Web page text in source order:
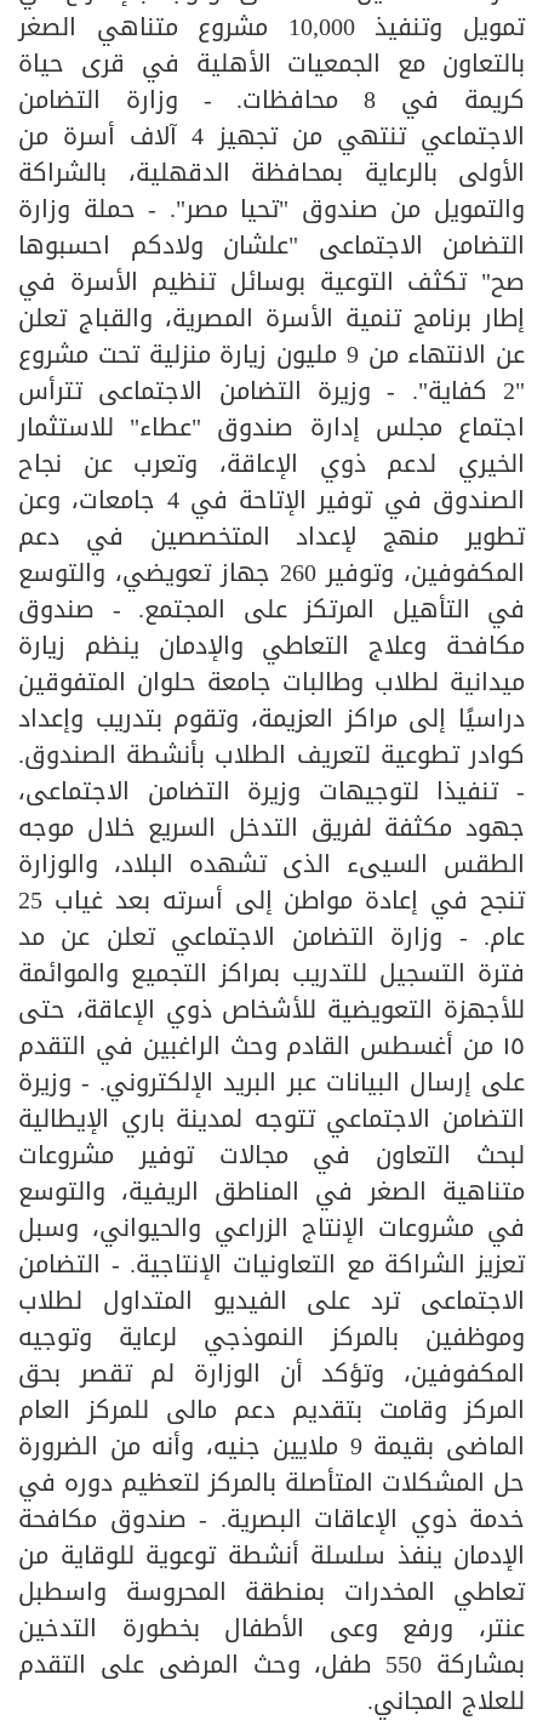
تمويل وتنفيذ 10,000 مشروع متناهي الصغر
بالتعاون مع الجمعيات الأهلية في قرى حياة
كريمة في 8 محافظات. - وزارة التضامن
الاجتماعي تنتهي من تجهيز 4 آلاف أسرة من
الأولى بالرعاية بمحافظة الدقهلية، بالشراكة
والتمويل من صندوق "تحيا مصر". - حملة وزارة
التضامن الاجتماعى "علشان ولادكم احسبوها
صح" تكثف التوعية بوسائل تنظيم الأسرة في
إطار برنامج تنمية الأسرة المصرية، والقباج تعلن
عن الانتهاء من 9 مليون زيارة منزلية تحت مشروع
"2 كفاية". - وزيرة التضامن الاجتماعى تترأس
اجتماع مجلس إدارة صندوق "عطاء" للاستثمار
الخيري لدعم ذوي الإعاقة، وتعرب عن نجاح
الصندوق في توفير الإتاحة في 4 جامعات، وعن
تطوير منهج لإعداد المتخصصين في دعم
المكفوفين، وتوفير 260 جهاز تعويضي، والتوسع
في التأهيل المرتكز على المجتمع. - صندوق
مكافحة وعلاج التعاطي والإدمان ينظم زيارة
ميدانية لطلاب وطالبات جامعة حلوان المتفوقين
دراسيًا إلى مراكز العزيمة، وتقوم بتدريب وإعداد
كوادر تطوعية لتعريف الطلاب بأنشطة الصندوق.
- تنفيذا لتوجيهات وزيرة التضامن الاجتماعى،
جهود مكثفة لفريق التدخل السريع خلال موجه
الطقس السيىء الذى تشهده البلاد، والوزارة
تنجح في إعادة مواطن إلى أسرته بعد غياب 25
عام. - وزارة التضامن الاجتماعي تعلن عن مد
فترة التسجيل للتدريب بمراكز التجميع والموائمة
للأجهزة التعويضية للأشخاص ذوي الإعاقة، حتى
١٥ من أغسطس القادم وحث الراغبين في التقدم
على إرسال البيانات عبر البريد الإلكتروني. - وزيرة
التضامن الاجتماعي تتوجه لمدينة باري الإيطالية
لبحث التعاون في مجالات توفير مشروعات
متناهية الصغر في المناطق الريفية، والتوسع
في مشروعات الإنتاج الزراعي والحيواني، وسبل
تعزيز الشراكة مع التعاونيات الإنتاجية. - التضامن
الاجتماعى ترد على الفيديو المتداول لطلاب
وموظفين بالمركز النموذجي لرعاية وتوجيه
المكفوفين، وتؤكد أن الوزارة لم تقصر بحق
المركز وقامت بتقديم دعم مالى للمركز العام
الماضى بقيمة 9 ملايين جنيه، وأنه من الضرورة
حل المشكلات المتأصلة بالمركز لتعظيم دوره في
خدمة ذوي الإعاقات البصرية. - صندوق مكافحة
الإدمان ينفذ سلسلة أنشطة توعوية للوقاية من
تعاطي المخدرات بمنطقة المحروسة واسطبل
عنتر، ورفع وعى الأطفال بخطورة التدخين
بمشاركة 550 طفل، وحث المرضى على التقدم
للعلاج المجاني.